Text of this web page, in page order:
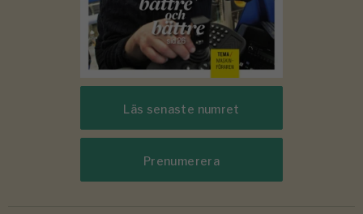
Läs senaste numret
Prenumerera